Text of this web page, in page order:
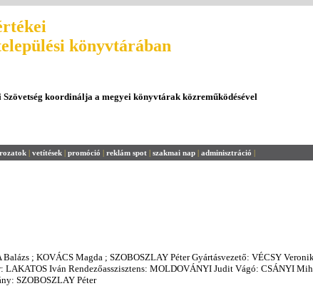
könyvtárában
koordinálja a megyei könyvtárak közreműködésével
| vetítések | promóció | reklám spot | szakmai nap | adminisztráció |
; KOVÁCS Magda ; SZOBOSZLAY Péter Gyártásvezető: VÉCSY
LAKATOS Iván Rendezőasszisztens: MOLDOVÁNYI Judit Vágó: CSÁNYI
SZOBOSZLAY Péter